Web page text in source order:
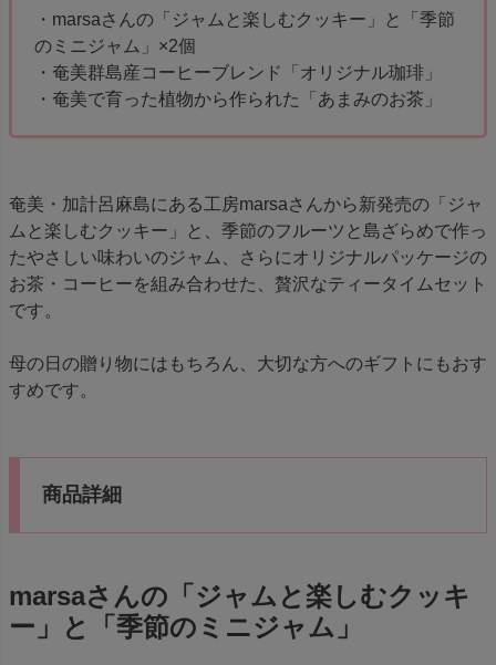
・marsaさんの「ジャムと楽しむクッキー」と「季節
のミニジャム」×2個
・奄美群島産コーヒーブレンド「オリジナル珈琲」
・奄美で育った植物から作られた「あまみのお茶」
奄美・加計呂麻島にある工房marsaさんから新発売の「ジャ
ムと楽しむクッキー」と、季節のフルーツと島ざらめで作っ
たやさしい味わいのジャム、さらにオリジナルパッケージの
お茶・コーヒーを組み合わせた、贅沢なティータイムセット
です。
母の日の贈り物にはもちろん、大切な方へのギフトにもおす
すめです。
商品詳細
marsaさんの「ジャムと楽しむクッキ
ー」と「季節のミニジャム」